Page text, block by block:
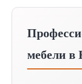
мебели в